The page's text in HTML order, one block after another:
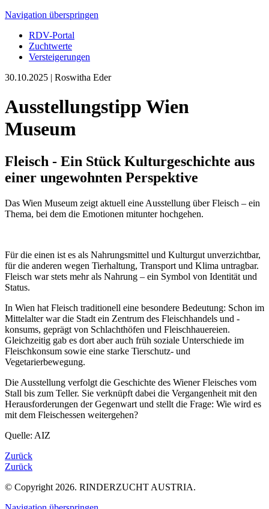
Navigation überspringen
RDV-Portal
Zuchtwerte
Versteigerungen
30.10.2025 | Roswitha Eder
Ausstellungstipp Wien
Museum
Fleisch - Ein Stück Kulturgeschichte aus
einer ungewohnten Perspektive
Das Wien Museum zeigt aktuell eine Ausstellung über Fleisch – ein
Thema, bei dem die Emotionen mitunter hochgehen.
Für die einen ist es als Nahrungsmittel und Kulturgut unverzichtbar,
für die anderen wegen Tierhaltung, Transport und Klima untragbar.
Fleisch war stets mehr als Nahrung – ein Symbol von Identität und
Status.
In Wien hat Fleisch traditionell eine besondere Bedeutung: Schon im
Mittelalter war die Stadt ein Zentrum des Fleischhandels und -
konsums, geprägt von Schlachthöfen und Fleischhauereien.
Gleichzeitig gab es dort aber auch früh soziale Unterschiede im
Fleischkonsum sowie eine starke Tierschutz- und
Vegetarierbewegung.
Die Ausstellung verfolgt die Geschichte des Wiener Fleisches vom
Stall bis zum Teller. Sie verknüpft dabei die Vergangenheit mit den
Herausforderungen der Gegenwart und stellt die Frage: Wie wird es
mit dem Fleischessen weitergehen?
Quelle: AIZ
Zurück
Zurück
© Copyright 2026. RINDERZUCHT AUSTRIA.